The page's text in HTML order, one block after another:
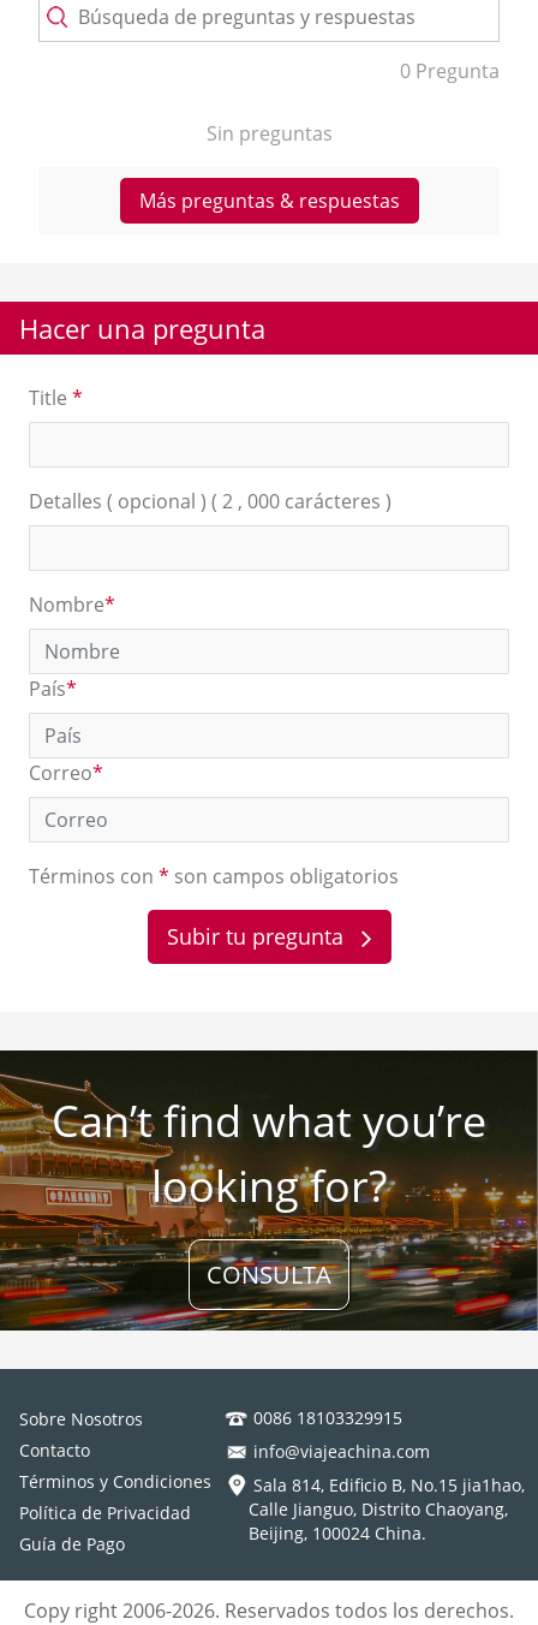
0 Pregunta
Sin preguntas
Más preguntas & respuestas
Hacer una pregunta
Title *
Detalles ( opcional ) ( 2 , 000 carácteres )
Nombre*
País*
Correo*
Términos con * son campos obligatorios
Can’t find what you’re
looking for?
CONSULTA
Sobre Nosotros
Contacto
Términos y Condiciones
Política de Privacidad
Guía de Pago
0086 18103329915
info@viajeachina.com
Sala 814, Edificio B, No.15 jia1hao,
Calle Jianguo, Distrito Chaoyang,
Beijing, 100024 China.
Copy right 2006-2026. Reservados todos los derechos.